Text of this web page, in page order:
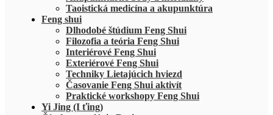
Taoistická medicína a akupunktúra
Feng shui
Dlhodobé štúdium Feng Shui
Filozofia a teória Feng Shui
Interiérové Feng Shui
Exteriérové Feng Shui
Techniky Lietajúcich hviezd
Časovanie Feng Shui aktivít
Praktické workshopy Feng Shui
Yi Jing (I ťing)